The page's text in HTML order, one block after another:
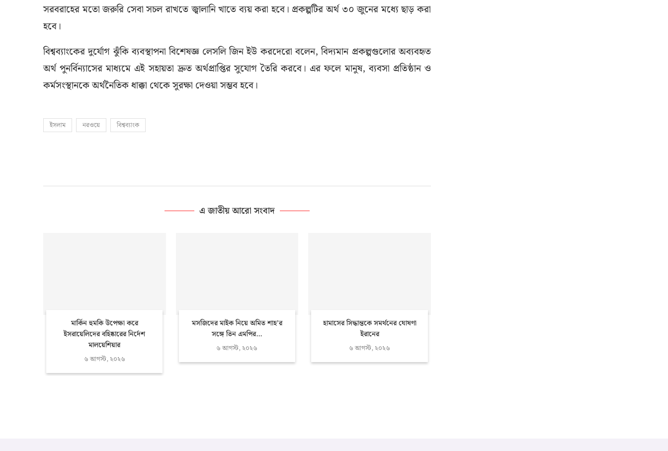
সরবরাহের মতো জরুরি সেবা সচল রাখতে জ্বালানি খাতে ব্যয় করা হবে। প্রকল্পটির অর্থ ৩০ জুনের মধ্যে ছাড় করা
হবে।
বিশ্বব্যাংকের দুর্যোগ ঝুঁকি ব্যবস্থাপনা বিশেষজ্ঞ লেসলি জিন ইউ করদেরো বলেন, বিদ্যমান প্রকল্পগুলোর অব্যবহৃত
অর্থ পুনর্বিন্যাসের মাধ্যমে এই সহায়তা দ্রুত অর্থপ্রাপ্তির সুযোগ তৈরি করবে। এর ফলে মানুষ, ব্যবসা প্রতিষ্ঠান ও
কর্মসংস্থানকে অর্থনৈতিক ধাক্কা থেকে সুরক্ষা দেওয়া সম্ভব হবে।
ইসলাম নরওয়ে বিশ্বব্যাংক
এ জাতীয় আরো সংবাদ
মার্কিন হুমকি উপেক্ষা করে
ইসরায়েলিদের বহিষ্কারের নির্দেশ
মালয়েশিয়ার
৬ আগস্ট, ২০২৬
মসজিদের মাইক নিয়ে অমিত শাহ’র
সঙ্গে তিন এমপির...
৬ আগস্ট, ২০২৬
হামাসের সিদ্ধান্তকে সমর্থনের ঘোষণা
ইরানের
৬ আগস্ট, ২০২৬